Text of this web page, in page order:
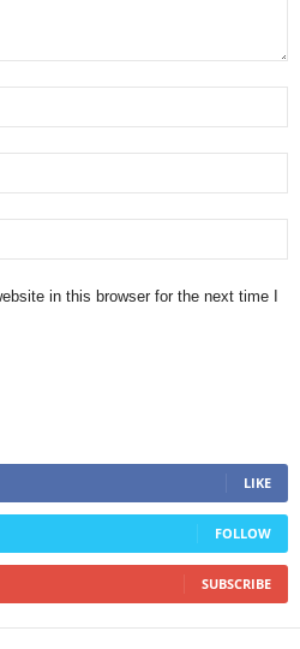
in this browser for the next time I
LIKE
FOLLOW
SUBSCRIBE